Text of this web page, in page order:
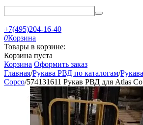
+7(495)204-16-40
0Корзина
Товары в корзине:
Корзина пуста
Корзина Оформить заказ
Главная/Рукава РВД по каталогам/
Copco/574131611 Рукав РВД для Atlas